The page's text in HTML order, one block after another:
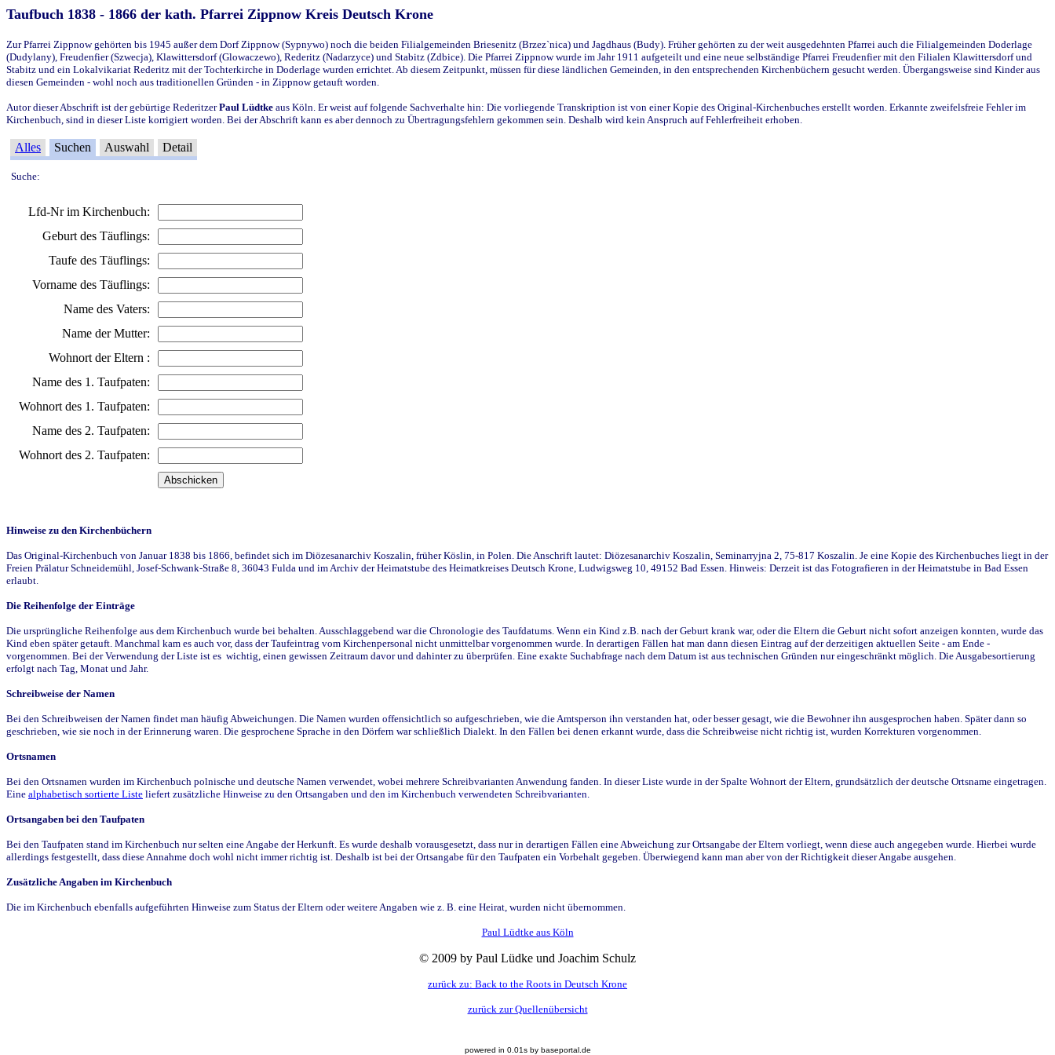
Taufbuch 1838 - 1866 der kath. Pfarrei Zippnow Kreis Deutsch Krone
Zur Pfarrei Zippnow gehörten bis 1945 außer dem Dorf Zippnow (Sypnywo) noch die beiden Filialgemeinden Briesenitz (Brzez`nica) und Jagdhaus (Budy). Früher gehörten zu der weit ausgedehnten Pfarrei auch die Filialgemeinden Doderlage
(Dudylany), Freudenfier (Szwecja), Klawittersdorf (Glowaczewo), Rederitz (Nadarzyce) und Stabitz (Zdbice). Die Pfarrei Zippnow wurde im Jahr 1911 aufgeteilt und eine neue selbständige Pfarrei Freudenfier mit den Filialen Klawittersdorf und
Stabitz und ein Lokalvikariat Rederitz mit der Tochterkirche in Doderlage wurden errichtet. Ab diesem Zeitpunkt, müssen für diese ländlichen Gemeinden, in den entsprechenden Kirchenbüchern gesucht werden. Übergangsweise sind Kinder aus
diesen Gemeinden - wohl noch aus traditionellen Gründen - in Zippnow getauft worden.
Autor dieser Abschrift ist der gebürtige RederitzerPaul Lüdtke aus Köln. Er weist auf folgende Sachverhalte hin: Die vorliegende Transkription ist von einer Kopie des Original-Kirchenbuches erstellt worden. Erkannte zweifelsfreie Fehler im
Kirchenbuch, sind in dieser Liste korrigiert worden. Bei der Abschrift kann es aber dennoch zu Übertragungsfehlern gekommen sein. Deshalb wird kein Anspruch auf Fehlerfreiheit erhoben.
Alles Suchen Auswahl Detail
Suche:
Lfd-Nr im Kirchenbuch:
Geburt des Täuflings:
Taufe des Täuflings:
Vorname des Täuflings:
Name des Vaters:
Name der Mutter:
Wohnort der Eltern :
Name des 1. Taufpaten:
Wohnort des 1. Taufpaten:
Name des 2. Taufpaten:
Wohnort des 2. Taufpaten:
Hinweise zu den Kirchenbüchern
Das Original-Kirchenbuch von Januar 1838 bis 1866, befindet sich im Diözesanarchiv Koszalin, früher Köslin, in Polen. Die Anschrift lautet: Diözesanarchiv Koszalin, Seminarryjna 2, 75-817 Koszalin. Je eine Kopie des Kirchenbuches liegt in der
Freien Prälatur Schneidemühl, Josef-Schwank-Straße 8, 36043 Fulda und im Archiv der Heimatstube des Heimatkreises Deutsch Krone, Ludwigsweg 10, 49152 Bad Essen. Hinweis: Derzeit ist das Fotografieren in der Heimatstube in Bad Essen
erlaubt.
Die Reihenfolge der Einträge
Die ursprüngliche Reihenfolge aus dem Kirchenbuch wurde bei behalten. Ausschlaggebend war die Chronologie des Taufdatums. Wenn ein Kind z.B. nach der Geburt krank war, oder die Eltern die Geburt nicht sofort anzeigen konnten, wurde das
Kind eben später getauft. Manchmal kam es auch vor, dass der Taufeintrag vom Kirchenpersonal nicht unmittelbar vorgenommen wurde. In derartigen Fällen hat man dann diesen Eintrag auf der derzeitigen aktuellen Seite - am Ende -
vorgenommen. Bei der Verwendung der Liste ist es wichtig, einen gewissen Zeitraum davor und dahinter zu überprüfen. Eine exakte Suchabfrage nach dem Datum ist aus technischen Gründen nur eingeschränkt möglich. Die Ausgabesortierung
erfolgt nach Tag, Monat und Jahr.
Schreibweise der Namen
Bei den Schreibweisen der Namen findet man häufig Abweichungen. Die Namen wurden offensichtlich so aufgeschrieben, wie die Amtsperson ihn verstanden hat, oder besser gesagt, wie die Bewohner ihn ausgesprochen haben. Später dann so
geschrieben, wie sie noch in der Erinnerung waren. Die gesprochene Sprache in den Dörfern war schließlich Dialekt. In den Fällen bei denen erkannt wurde, dass die Schreibweise nicht richtig ist, wurden Korrekturen vorgenommen.
Ortsnamen
Bei den Ortsnamen wurden im Kirchenbuch polnische und deutsche Namen verwendet, wobei mehrere Schreibvarianten Anwendung fanden. In dieser Liste wurde in der Spalte Wohnort der Eltern, grundsätzlich der deutsche Ortsname eingetragen.
Eine alphabetisch sortierte Liste liefert zusätzliche Hinweise zu den Ortsangaben und den im Kirchenbuch verwendeten Schreibvarianten.
Ortsangaben bei den Taufpaten
Bei den Taufpaten stand im Kirchenbuch nur selten eine Angabe der Herkunft. Es wurde deshalb vorausgesetzt, dass nur in derartigen Fällen eine Abweichung zur Ortsangabe der Eltern vorliegt, wenn diese auch angegeben wurde. Hierbei wurde
allerdings festgestellt, dass diese Annahme doch wohl nicht immer richtig ist. Deshalb ist bei der Ortsangabe für den Taufpaten ein Vorbehalt gegeben. Überwiegend kann man aber von der Richtigkeit dieser Angabe ausgehen.
Zusätzliche Angaben im Kirchenbuch
Die im Kirchenbuch ebenfalls aufgeführten Hinweise zum Status der Eltern oder weitere Angaben wie z. B. eine Heirat, wurden nicht übernommen.
Paul Lüdtke aus Köln
© 2009 by Paul Lüdke und Joachim Schulz
zurück zu: Back to the Roots in Deutsch Krone
zurück zur Quellenübersicht
powered in 0.01s by baseportal.de